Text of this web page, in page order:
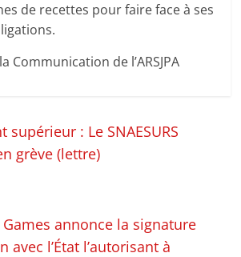
de recettes pour faire face à ses
Communication de l’ARSJPA
supérieur : Le SNAESURS
grève (lettre)
annonce la signature
avec l’État l’autorisant à